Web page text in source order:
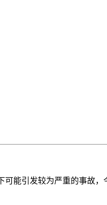
可能引发较为严重的事故，